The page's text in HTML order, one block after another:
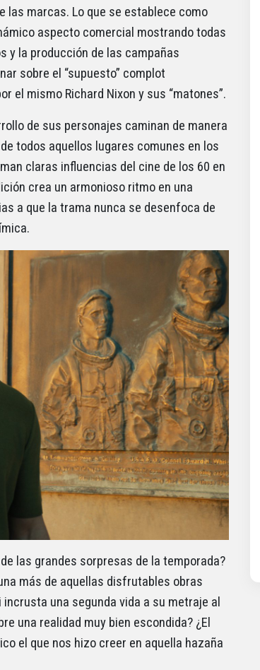
las marcas. Lo que se establece como
aspecto comercial mostrando todas
y la producción de las campañas
sobre el “supuesto” complot
el mismo Richard Nixon y sus “matones”.
de sus personajes caminan de manera
todos aquellos lugares comunes en los
claras influencias del cine de los 60 en
crea un armonioso ritmo en una
a que la trama nunca se desenfoca de
las grandes sorpresas de la temporada?
más de aquellas disfrutables obras
una segunda vida a su metraje al
una realidad muy bien escondida? ¿El
el que nos hizo creer en aquella hazaña